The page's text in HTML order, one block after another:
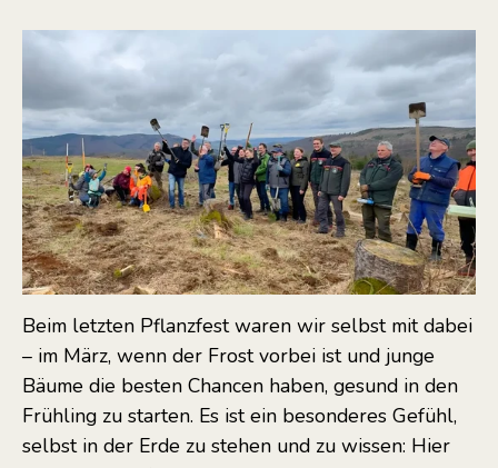
Beim letzten Pflanzfest waren wir selbst mit dabei
– im März, wenn der Frost vorbei ist und junge
Bäume die besten Chancen haben, gesund in den
Frühling zu starten. Es ist ein besonderes Gefühl,
selbst in der Erde zu stehen und zu wissen: Hier